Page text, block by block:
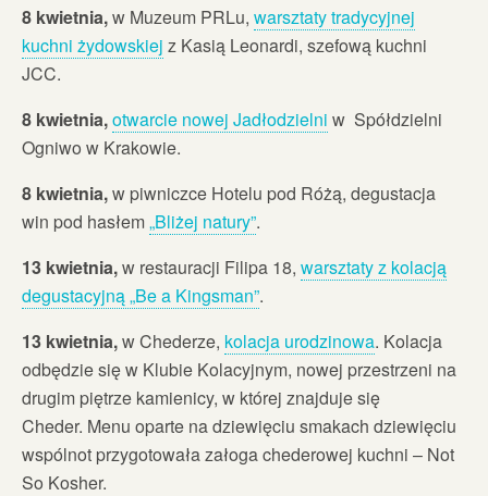
8 kwietnia,w Muzeum PRLu, warsztaty tradycyjnej
kuchni żydowskiej z Kasią Leonardi, szefową kuchni
JCC.
8 kwietnia,otwarcie nowej Jadłodzielni w Spółdzielni
Ogniwo w Krakowie.
8 kwietnia,w piwniczce Hotelu pod Różą, degustacja
win pod hasłem„Bliżej natury”.
13 kwietnia,w restauracji Filipa 18, warsztaty z kolacją
degustacyjną „Be a Kingsman”.
13 kwietnia,w Chederze, kolacja urodzinowa. Kolacja
odbędzie się w Klubie Kolacyjnym, nowej przestrzeni na
drugim piętrze kamienicy, w której znajduje się
Cheder. Menu oparte na dziewięciu smakach dziewięciu
wspólnot przygotowała załoga chederowej kuchni – Not
So Kosher.